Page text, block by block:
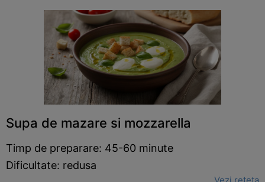
Supa de mazare si mozzarella
Timp de preparare: 45-60 minute
Dificultate: redusa